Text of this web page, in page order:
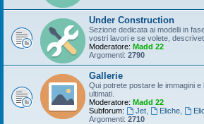
Under Construction
Sezione dedicata ai modelli in
vostri lavori e se volete,
Moderatore: Madd 22
Argomenti: 2790
Gallerie
Qui potrete postare le immagini
ultimati.
Moderatore: Madd 22
Subforum:
Jet, Eliche,
Argomenti: 2710